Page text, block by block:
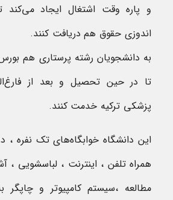
و پاره وقت اشتغال ایجاد می‌کند
اندوزی حقوق هم دریافت کنند.
به دانشجویان رشته پرستاری هم
تا در حین تحصیل و بعد از
پزشکی ترکیه خدمت کنند.
این دانشگاه خوابگاه‌های تک نفره ،
همراه تلفن ، اینترنت ، لباسشویی ،
مطالعه ،سیستم کامپیوتر و چاپگر